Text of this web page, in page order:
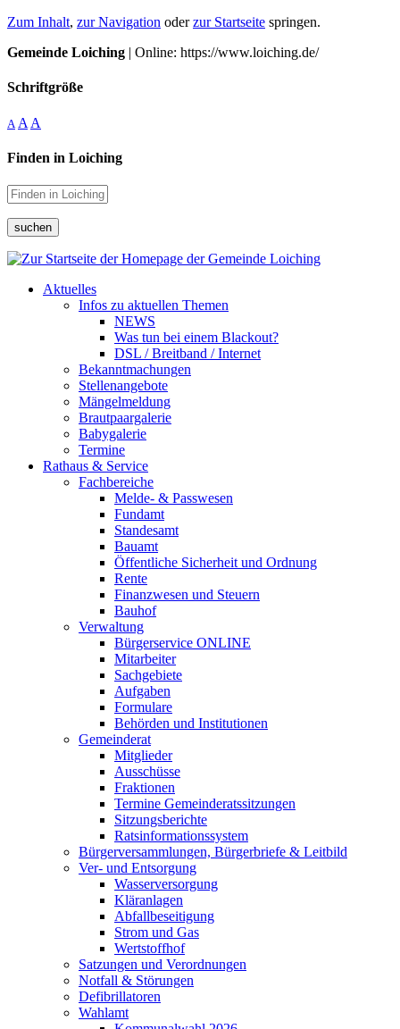
Zum Inhalt, zur Navigation oderzur Startseite springen.
Gemeinde Loiching | Online: https://www.loiching.de/
Schriftgröße
A A A
Finden in Loiching
suchen
Aktuelles
Infos zu aktuellen Themen
NEWS
Was tun bei einem Blackout?
DSL / Breitband / Internet
Bekanntmachungen
Stellenangebote
Mängelmeldung
Brautpaargalerie
Babygalerie
Termine
Rathaus & Service
Fachbereiche
Melde- & Passwesen
Fundamt
Standesamt
Bauamt
Öffentliche Sicherheit und Ordnung
Rente
Finanzwesen und Steuern
Bauhof
Verwaltung
Bürgerservice ONLINE
Mitarbeiter
Sachgebiete
Aufgaben
Formulare
Behörden und Institutionen
Gemeinderat
Mitglieder
Ausschüsse
Fraktionen
Termine Gemeinderatssitzungen
Sitzungsberichte
Ratsinformationssystem
Bürgerversammlungen, Bürgerbriefe & Leitbild
Ver- und Entsorgung
Wasserversorgung
Kläranlagen
Abfallbeseitigung
Strom und Gas
Wertstoffhof
Satzungen und Verordnungen
Notfall & Störungen
Defibrillatoren
Wahlamt